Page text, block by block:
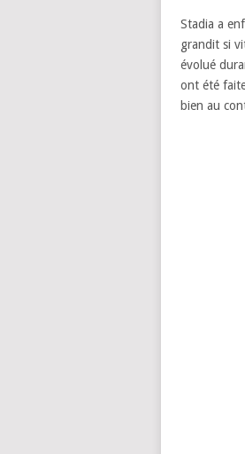
Stadia a
grandit si
évolué
ont été
bien au